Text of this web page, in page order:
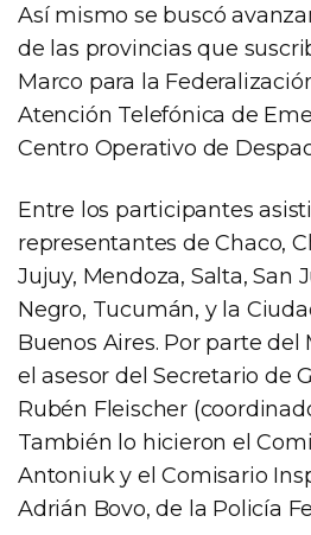
Así mismo se buscó
de las provincias que
Marco para la
Atención Telefónica de
Centro Operativo de
Entre los participantes
representantes de Chaco,
Jujuy, Mendoza, Salta, San
Negro, Tucumán, y la
Buenos Aires. Por parte
el asesor del Secretario de
Rubén Fleischer
También lo hicieron el
Antoniuk y el Comisario
Adrián Bovo, de la Policía